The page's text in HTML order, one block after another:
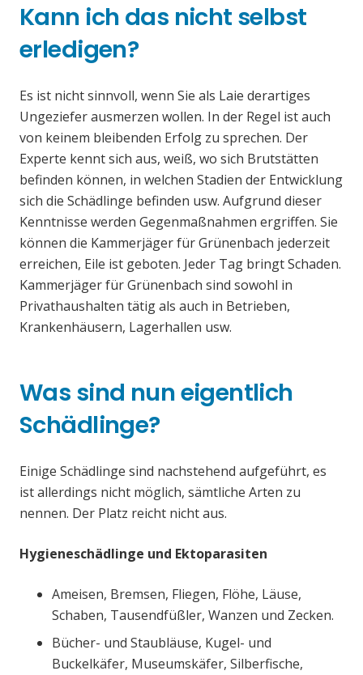
Kann ich das nicht selbst
erledigen?
Es ist nicht sinnvoll, wenn Sie als Laie derartiges
Ungeziefer ausmerzen wollen. In der Regel ist auch
von keinem bleibenden Erfolg zu sprechen. Der
Experte kennt sich aus, weiß, wo sich Brutstätten
befinden können, in welchen Stadien der Entwicklung
sich die Schädlinge befinden usw. Aufgrund dieser
Kenntnisse werden Gegenmaßnahmen ergriffen. Sie
können die Kammerjäger für Grünenbach jederzeit
erreichen, Eile ist geboten. Jeder Tag bringt Schaden.
Kammerjäger für Grünenbach sind sowohl in
Privathaushalten tätig als auch in Betrieben,
Krankenhäusern, Lagerhallen usw.
Was sind nun eigentlich
Schädlinge?
Einige Schädlinge sind nachstehend aufgeführt, es
ist allerdings nicht möglich, sämtliche Arten zu
nennen. Der Platz reicht nicht aus.
Hygieneschädlinge und Ektoparasiten
Ameisen, Bremsen, Fliegen, Flöhe, Läuse,
Schaben, Tausendfüßler, Wanzen und Zecken.
Bücher- und Staubläuse, Kugel- und
Buckelkäfer, Museumskäfer, Silberfische,